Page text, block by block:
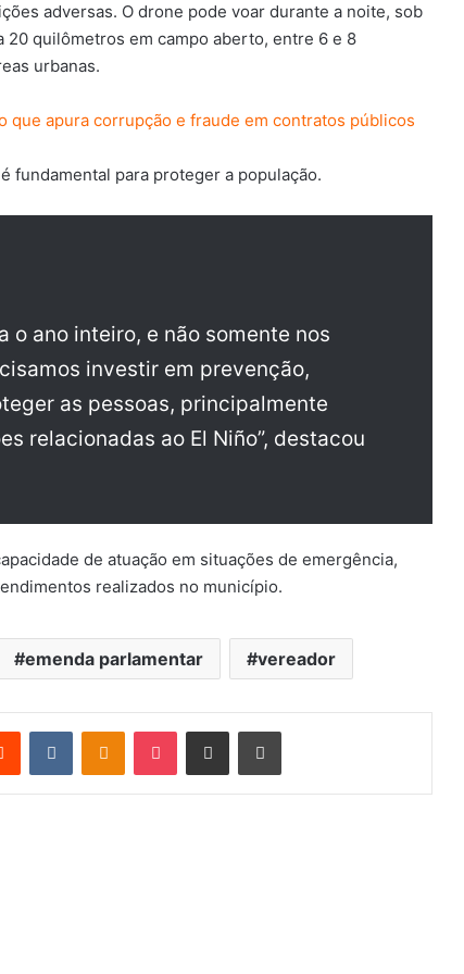
adversas. O drone pode voar durante a noite, sob
20 quilômetros em campo aberto, entre 6 e 8
urbanas.
que apura corrupção e fraude em contratos públicos
fundamental para proteger a população.
o ano inteiro, e não somente nos
investir em prevenção,
as pessoas, principalmente
relacionadas ao El Niño”, destacou
de atuação em situações de emergência,
realizados no município.
emenda parlamentar vereador